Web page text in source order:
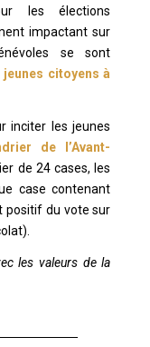
les élections
impactant sur
se sont
citoyens à
inciter les jeunes
de l’Avant-
de 24 cases, les
case contenant
positif du vote sur
les valeurs de la